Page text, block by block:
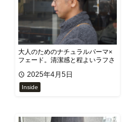
大人のためのナチュラルパーマ×
フェード。清潔感と程よいラフさ
2025年4月5日
Inside